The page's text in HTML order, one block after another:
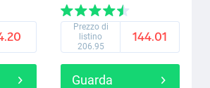
Prezzo di
listino
206.95
144.01
Guarda